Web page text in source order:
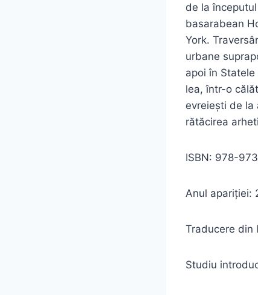
de la
basarabean
York.
urbane
apoi în
lea, într-o
evreiești de la
rătăcirea
ISBN: 978-
Anul apariției:
Traducere din
Studiu